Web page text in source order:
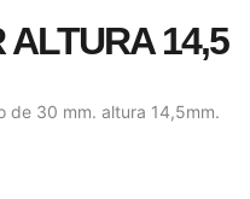
ALTURA 14,5
de 30 mm. altura 14,5mm.